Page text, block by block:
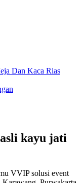
Dan Kaca Rias
kayu jati
VVIP solusi event